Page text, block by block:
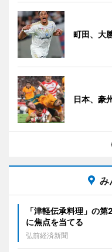
町田、大
日本、豪
み
「津軽伝承料理」の
に焦点を当てる
弘前経済新聞